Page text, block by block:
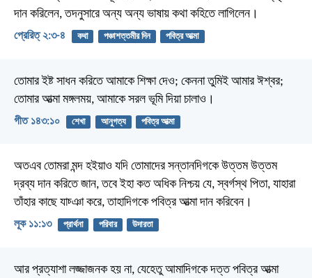
দান করিলেন, তদনুসারে অন্য অন্য ভাষায় কথা কহিতে লাগিলেন।
প্রেরিত্‌ ২:৩-৪ কথা পঞ্চাশত্তমীর দিন পবিত্র আত্মা
তোমার ইষ্ট সাধন করিতে আমাকে শিক্ষা দেও; কেননা তুমিই আমার ঈশ্বর;
তোমার আত্মা মঙ্গলময়, আমাকে সরল ভূমি দিয়া চালাও।
গীত ১৪৩:১০ শেখা আনুগত্য পবিত্র আত্মা
অতএব তোমরা মন্দ হইয়াও যদি তোমাদের সন্তানদিগকে উত্তম উত্তম
দ্রব্য দান করিতে জান, তবে ইহা কত অধিক নিশ্চয় যে, স্বর্গস্থ পিতা, যাহারা
তাঁহার কাছে যাচ্ঞা করে, তাহাদিগকে পবিত্র আত্মা দান করিবেন।
লূক ১১:১৩ প্রার্থনা পরিবার উদারতা
আর প্রত্যাশা লজ্জাজনক হয় না, যেহেতু আমাদিগকে দত্ত পবিত্র আত্মা